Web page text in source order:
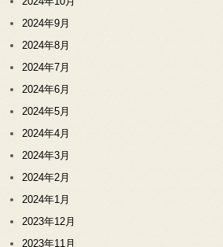
2024年9月
2024年8月
2024年7月
2024年6月
2024年5月
2024年4月
2024年3月
2024年2月
2024年1月
2023年12月
2023年11月